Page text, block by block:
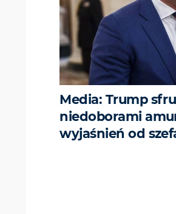
Media: Trump
niedoborami
wyjaśnień od